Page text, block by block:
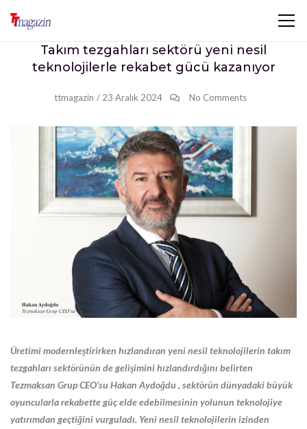
Takım tezgahları sektörü yeni nesil
teknolojilerle rekabet gücü kazanıyor
ttmagazin / 23 Aralık 2024 No Comments
Üretimi modernleştirirken hızlandıran yeni nesil teknolojilerin takım
tezgahları sektörünün de gelişimini hızlandırdığını belirten
Tezmaksan Grup CEO’su Hakan Aydoğdu , sektörün dünyadaki büyük
oyuncularla rekabette güç elde edebilmesinin yolunun teknolojiye
yatırımdan geçtiğini vurguladı. Yeni nesil teknolojilerin izinden